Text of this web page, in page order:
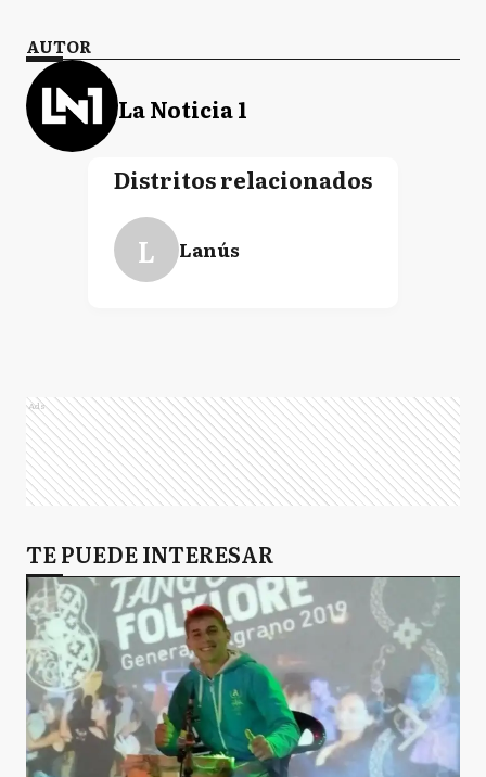
AUTOR
La Noticia 1
Distritos relacionados
L Lanús
Ads
TE PUEDE INTERESAR